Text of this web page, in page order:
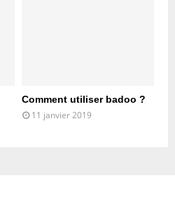
Comment utiliser badoo ?
11 janvier 2019